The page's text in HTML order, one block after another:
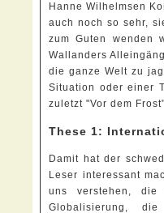
Hanne Wilhelmsen
auch noch so sehr,
zum Guten wenden
Wallanders
die ganze Welt zu
Situation oder einer
zuletzt "Vor dem
These 1:
Damit hat der
Leser interessant
uns verstehen, die
Globalisierung,